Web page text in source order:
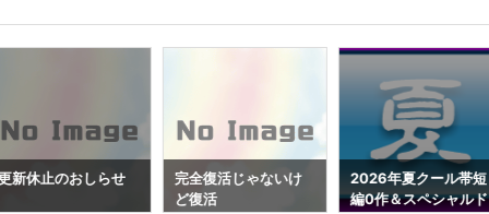
新休止のおしらせ
完全復活じゃないけ
ど復活
2026年夏クール帯短
編0作＆スペシャルド